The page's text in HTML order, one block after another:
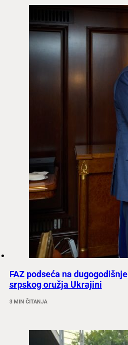
FAZ podseća na
srpskog oružja Ukrajini
3 MIN ČITANJA